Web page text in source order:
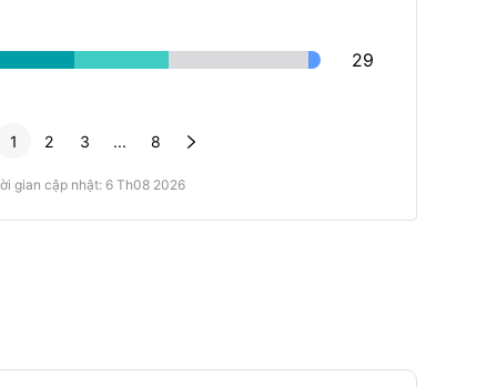
29
1 2 3 ... 8 
gian cập nhật: 6 Th08 2026